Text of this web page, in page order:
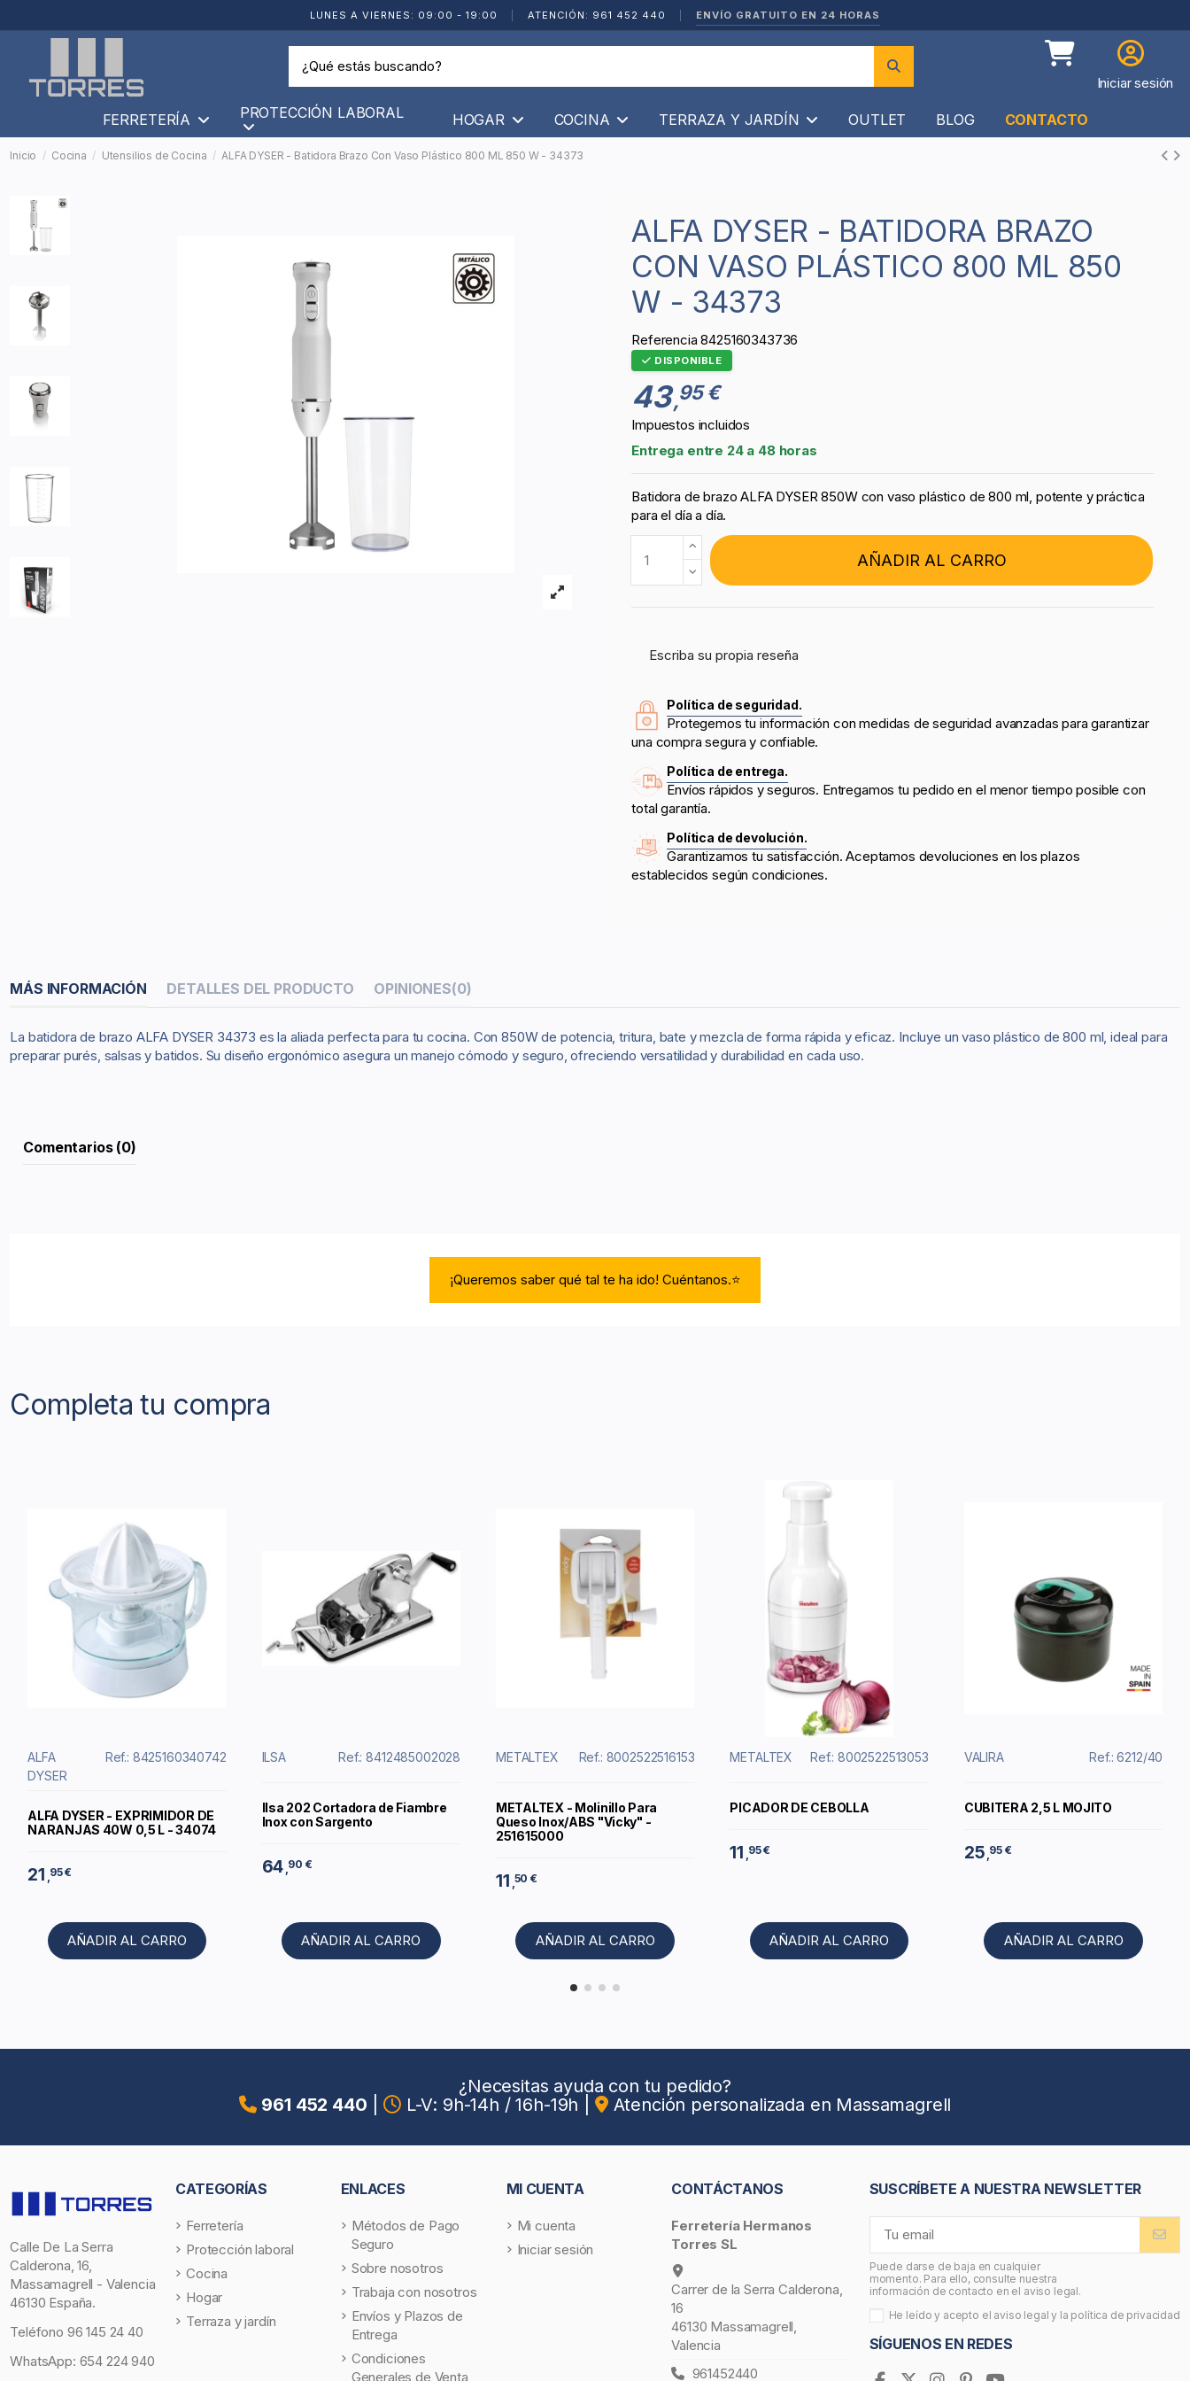
LUNES A VIERNES: 09:00 - 19:00 ATENCIÓN: 961 452 440 ENVÍO GRATUITO EN 24 HORAS
Iniciar sesión
FERRETERÍA PROTECCIÓN LABORAL HOGAR COCINA TERRAZA Y JARDÍN OUTLET BLOG CONTACTO
Inicio Cocina Utensilios de Cocina ALFA DYSER - Batidora Brazo Con Vaso Plástico 800 ML 850 W - 34373
ALFA DYSER - BATIDORA BRAZO
CON VASO PLÁSTICO 800 ML 850
W - 34373
Referencia 8425160343736
DISPONIBLE
43,95 €
Impuestos incluidos
Entrega entre 24 a 48 horas
Batidora de brazo ALFA DYSER 850W con vaso plástico de 800 ml, potente y práctica
para el día a día.
AÑADIR AL CARRO
Escriba su propia reseña
Política de seguridad.
Protegemos tu información con medidas de seguridad avanzadas para garantizar
una compra segura y confiable.
Política de entrega.
Envíos rápidos y seguros. Entregamos tu pedido en el menor tiempo posible con
total garantía.
Política de devolución.
Garantizamos tu satisfacción. Aceptamos devoluciones en los plazos
establecidos según condiciones.
MÁS INFORMACIÓN DETALLES DEL PRODUCTO OPINIONES(0)
La batidora de brazo ALFA DYSER 34373 es la aliada perfecta para tu cocina. Con 850W de potencia, tritura, bate y mezcla de forma rápida y eficaz. Incluye un vaso plástico de 800 ml, ideal para
preparar purés, salsas y batidos. Su diseño ergonómico asegura un manejo cómodo y seguro, ofreciendo versatilidad y durabilidad en cada uso.
Comentarios (0)
¡Queremos saber qué tal te ha ido! Cuéntanos.⭐
Completa tu compra
ALFA
DYSER
Ref.: 8425160340742
ALFA DYSER - EXPRIMIDOR DE
NARANJAS 40W 0,5 L - 34074
21 ,95 €
AÑADIR AL CARRO
ILSA Ref.: 8412485002028
Ilsa 202 Cortadora de Fiambre
Inox con Sargento
64 ,90 €
AÑADIR AL CARRO
METALTEX Ref.: 8002522516153
METALTEX - Molinillo Para
Queso Inox/ABS "Vicky" -
251615000
11 ,50 €
AÑADIR AL CARRO
METALTEX Ref.: 8002522513053
PICADOR DE CEBOLLA
11 ,95 €
AÑADIR AL CARRO
VALIRA Ref.: 6212/40
CUBITERA 2,5 L MOJITO
25 ,95 €
AÑADIR AL CARRO
¿Necesitas ayuda con tu pedido?
961 452 440
L-V: 9h-14h / 16h-19h Atención personalizada en Massamagrell
Calle De La Serra
Calderona, 16,
Massamagrell - Valencia
46130 España.
Teléfono 96 145 24 40
WhatsApp: 654 224 940
CATEGORÍAS
Ferretería
Protección laboral
Cocina
Hogar
Terraza y jardín
ENLACES
Métodos de Pago
Seguro
Sobre nosotros
Trabaja con nosotros
Envíos y Plazos de
Entrega
Condiciones
Generales de Venta
MI CUENTA
Mi cuenta
Iniciar sesión
CONTÁCTANOS
Ferretería Hermanos
Torres SL
Carrer de la Serra Calderona,
16
46130 Massamagrell,
Valencia
961452440
SUSCRÍBETE A NUESTRA NEWSLETTER
Puede darse de baja en cualquier
momento. Para ello, consulte nuestra
información de contacto en el aviso legal.
He leído y acepto el aviso legal y la política de privacidad
SÍGUENOS EN REDES